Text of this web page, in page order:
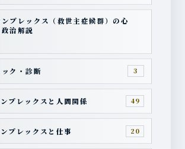
プレックス（救世主症候群）の心
治解説
ク・診断 3
プレックスと人間関係 49
プレックスと仕事 20